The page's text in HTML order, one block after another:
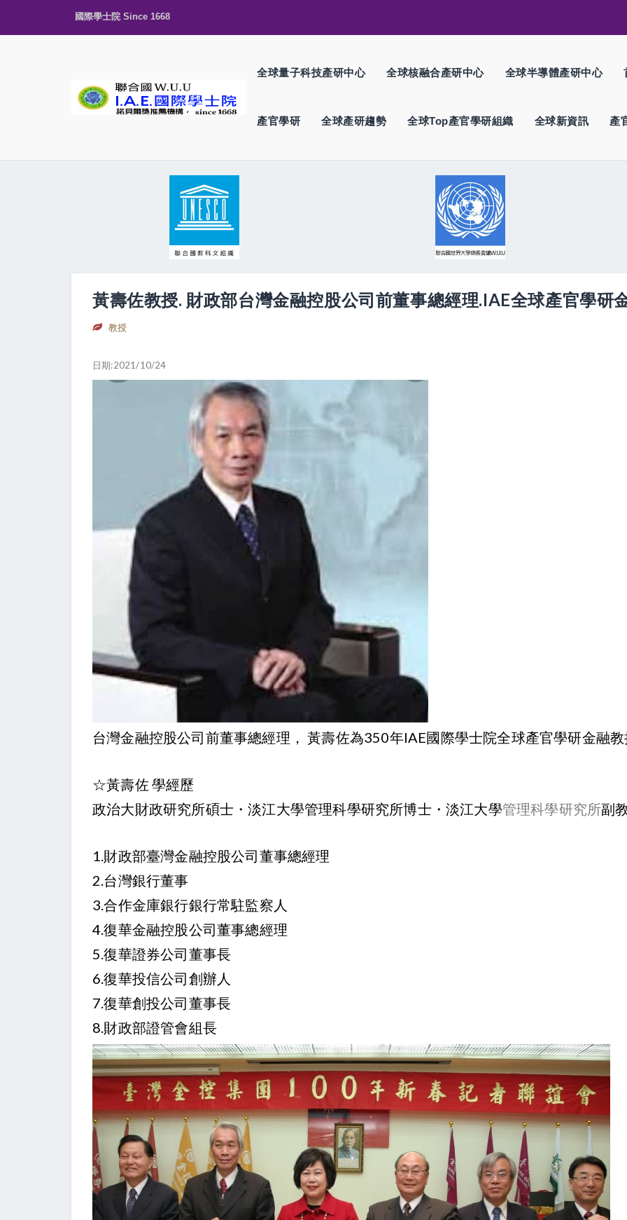
國際學士院 Since 1668
全球量子科技產研中心 全球核融合產研中心 全球半導體產研中心
產官學研 全球產研趨勢 全球Top產官學研組織 全球新資訊 產
黃壽佐教授. 財政部台灣金融控股公司前董事總經理.IAE全球產官學研
教授
日期:2021/10/24
台灣金融控股公司前董事總經理， 黃壽佐為350年IAE國際學士院全球產官學研金融
☆黃壽佐 學經歷
政治大財政研究所碩士・淡江大學管理科學研究所博士・淡江大學管理科學研究所副
1.財政部臺灣金融控股公司董事總經理
2.台灣銀行董事
3.合作金庫銀行銀行常駐監察人
4.復華金融控股公司董事總經理
5.復華證券公司董事長
6.復華投信公司創辦人
7.復華創投公司董事長
8.財政部證管會組長